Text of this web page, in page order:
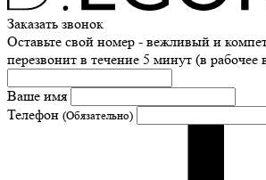
Заказать звонок
Оставьте свой номер - вежливый и
перезвонит в течение 5 минут (в рабочее
Ваше имя
Телефон (Обязательно)